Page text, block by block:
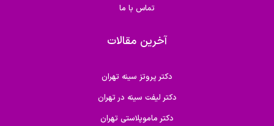
تماس با ما
آخرین مقالات
دکتر پروتز سینه تهران
دکتر لیفت سینه در تهران
دکتر ماموپلاستی تهران